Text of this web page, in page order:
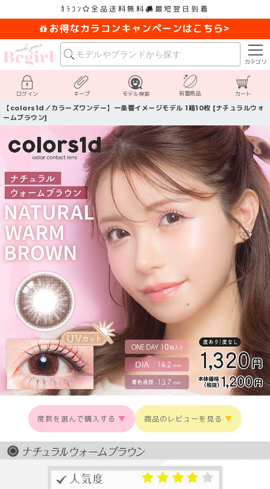
ｶﾗｺﾝ 全品送料無料 最短翌日到着
お得なカラコンキャンペーンはこちら>
カテゴリ
ログイン キープ モデル検索 新着商品 カート
【colors1d／カラーズワンデー】一条響イメージモデル 1箱10枚 [ナチュラルウォ
ームブラウン]
度数を選んで購入する ▼ 商品のレビューを見る ▼